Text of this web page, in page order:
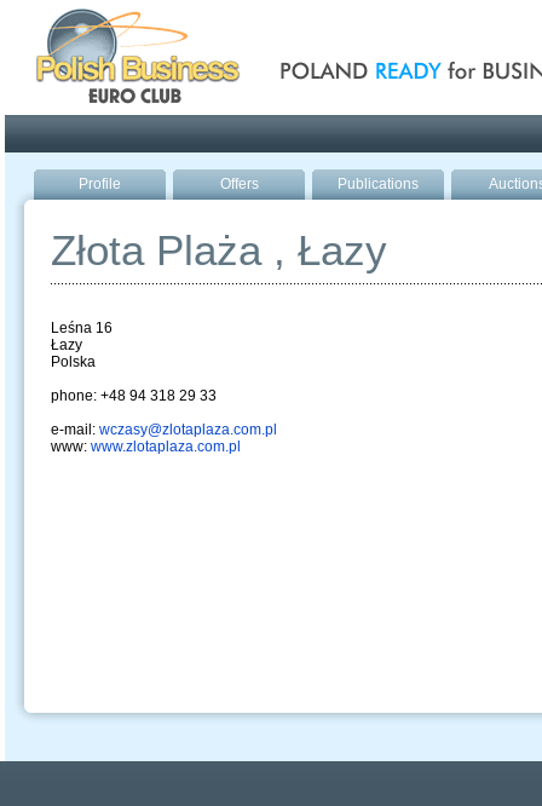
Profile Offers Publications
Złota Plaża , Łazy
Leśna 16
Łazy
Polska
phone: +48 94 318 29 33
e-mail: wczasy@zlotaplaza.com.pl
www: www.zlotaplaza.com.pl